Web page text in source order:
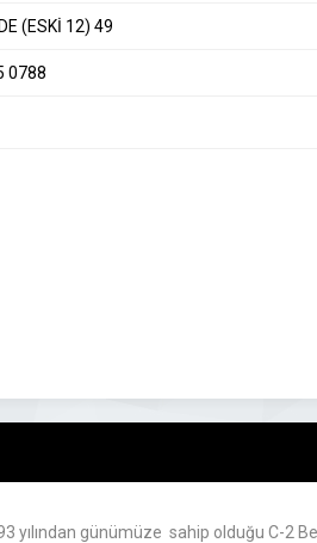
(ESKİ 12) 49
0788
yılından günümüze sahip olduğu C-